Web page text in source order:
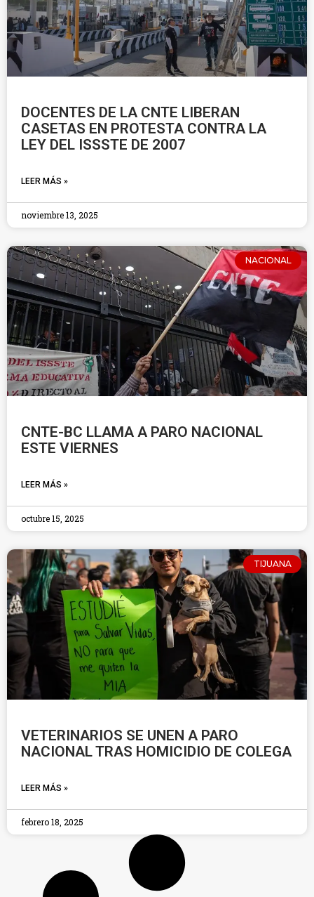
DOCENTES DE LA CNTE LIBERAN
CASETAS EN PROTESTA CONTRA LA
LEY DEL ISSSTE DE 2007
LEER MÁS »
noviembre 13, 2025
NACIONAL
CNTE-BC LLAMA A PARO NACIONAL
ESTE VIERNES
LEER MÁS »
octubre 15, 2025
TIJUANA
VETERINARIOS SE UNEN A PARO
NACIONAL TRAS HOMICIDIO DE COLEGA
LEER MÁS »
febrero 18, 2025